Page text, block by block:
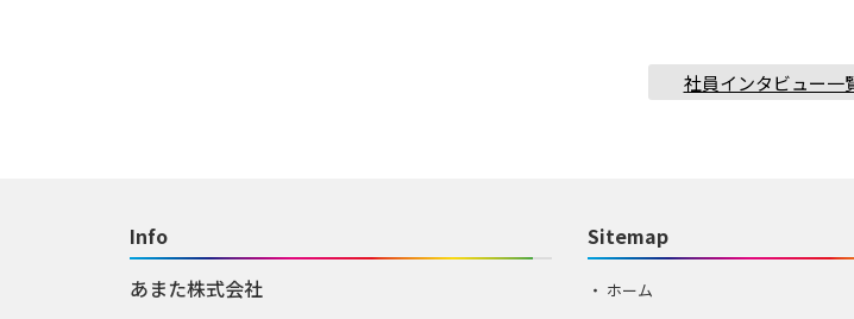
社員インタビュー一
Info
あまた株式会社
Sitemap
ホーム